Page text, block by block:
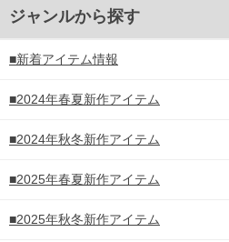
ジャンルから探す
■新着アイテム情報
■2024年春夏新作アイテム
■2024年秋冬新作アイテム
■2025年春夏新作アイテム
■2025年秋冬新作アイテム